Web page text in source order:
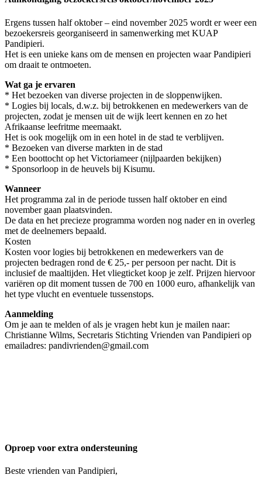
Ergens tussen half oktober – eind november 2025 wordt er weer een
bezoekersreis georganiseerd in samenwerking met KUAP
Pandipieri.
Het is een unieke kans om de mensen en projecten waar Pandipieri
om draait te ontmoeten.
Wat ga je ervaren
* Het bezoeken van diverse projecten in de sloppenwijken.
* Logies bij locals, d.w.z. bij betrokkenen en medewerkers van de
projecten, zodat je mensen uit de wijk leert kennen en zo het
Afrikaanse leefritme meemaakt.
Het is ook mogelijk om in een hotel in de stad te verblijven.
* Bezoeken van diverse markten in de stad
* Een boottocht op het Victoriameer (nijlpaarden bekijken)
* Sponsorloop in de heuvels bij Kisumu.
Wanneer
Het programma zal in de periode tussen half oktober en eind
november gaan plaatsvinden.
De data en het precieze programma worden nog nader en in overleg
met de deelnemers bepaald.
Kosten
Kosten voor logies bij betrokkenen en medewerkers van de
projecten bedragen rond de € 25,- per persoon per nacht. Dit is
inclusief de maaltijden. Het vliegticket koop je zelf. Prijzen hiervoor
variëren op dit moment tussen de 700 en 1000 euro, afhankelijk van
het type vlucht en eventuele tussenstops.
Aanmelding
Om je aan te melden of als je vragen hebt kun je mailen naar:
Christianne Wilms, Secretaris Stichting Vrienden van Pandipieri op
emailadres: pandivrienden@gmail.com
Oproep voor extra ondersteuning
Beste vrienden van Pandipieri,